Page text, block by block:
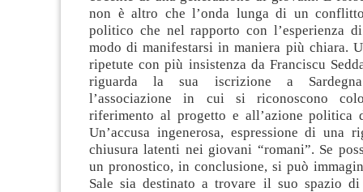
non è altro che l’onda lunga di un
politico che nel rapporto con l’esperienza
modo di manifestarsi in maniera più chiara.
ripetute con più insistenza da Franciscu
riguarda la sua iscrizione a Sardegna
l’associazione in cui si riconoscono
riferimento al progetto e all’azione politica
Un’accusa ingenerosa, espressione di una
chiusura latenti nei giovani “romani”. Se
un pronostico, in conclusione, si può
Sale sia destinato a trovare il suo spazio